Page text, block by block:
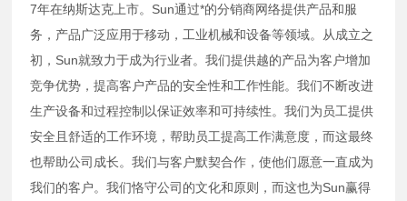
7年在纳斯达克上市。Sun通过*的分销商网络提供产品和服
务，产品广泛应用于移动，工业机械和设备等领域。从成立之
初，Sun就致力于成为行业者。我们提供越的产品为客户增加
竞争优势，提高客户产品的安全性和工作性能。我们不断改进
生产设备和过程控制以保证效率和可持续性。我们为员工提供
安全且舒适的工作环境，帮助员工提高工作满意度，而这最终
也帮助公司成长。我们与客户默契合作，使他们愿意一直成为
我们的客户。我们恪守公司的文化和原则，而这也为Sun赢得